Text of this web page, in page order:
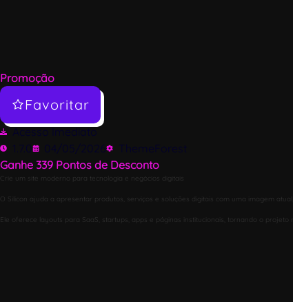
Promoção
Favoritar
Acesso Imediato
1.7.0
04/05/2026
ThemeForest
Ganhe 339 Pontos de Desconto
Crie um site moderno para tecnologia e negócios digitais
O Silicon ajuda a apresentar produtos, serviços e soluções digitais com uma imagem
Ele oferece layouts para SaaS, startups, apps e páginas institucionais, tornando o